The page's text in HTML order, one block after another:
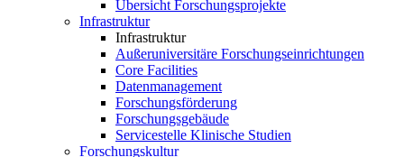
Übersicht Forschungsprojekte
Infrastruktur
Infrastruktur
Außeruniversitäre Forschungseinrichtungen
Core Facilities
Datenmanagement
Forschungsförderung
Forschungsgebäude
Servicestelle Klinische Studien
Forschungskultur